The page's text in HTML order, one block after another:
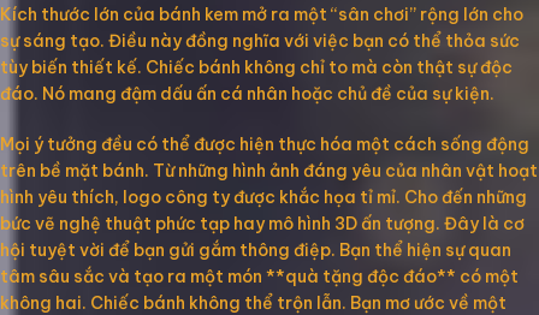
Kích thước lớn của bánh kem mở ra một “sân chơi” rộng lớn cho
sự sáng tạo. Điều này đồng nghĩa với việc bạn có thể thỏa sức
tùy biến thiết kế. Chiếc bánh không chỉ to mà còn thật sự độc
đáo. Nó mang đậm dấu ấn cá nhân hoặc chủ đề của sự kiện.
Mọi ý tưởng đều có thể được hiện thực hóa một cách sống động
trên bề mặt bánh. Từ những hình ảnh đáng yêu của nhân vật hoạt
hình yêu thích, logo công ty được khắc họa tỉ mỉ. Cho đến những
bức vẽ nghệ thuật phức tạp hay mô hình 3D ấn tượng. Đây là cơ
hội tuyệt vời để bạn gửi gắm thông điệp. Bạn thể hiện sự quan
tâm sâu sắc và tạo ra một món **quà tặng độc đáo** có một
không hai. Chiếc bánh không thể trộn lẫn. Bạn mơ ước về một